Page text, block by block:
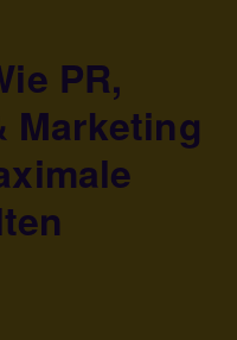
PR,
Marketing